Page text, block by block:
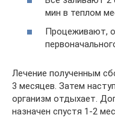
мин в теплом
Процеживают,
Лечение полученным
3 месяцев. Затем
организм отдыхает.
назначен спустя 1-2